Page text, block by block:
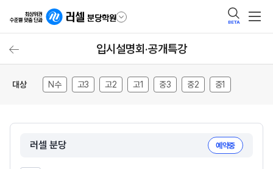
BETA
입시설명회·공개특강
대상 N수 고3 고2 고1 중3 중2 중1
러셀 분당 예약중